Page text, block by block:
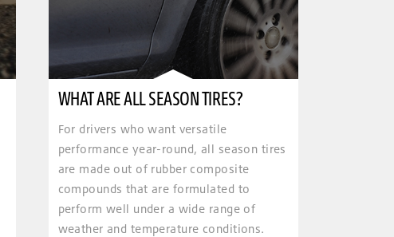
WHAT ARE ALL SEASON TIRES?
For drivers who want versatile
performance year-round, all season tires
are made out of rubber composite
compounds that are formulated to
perform well under a wide range of
weather and temperature conditions.